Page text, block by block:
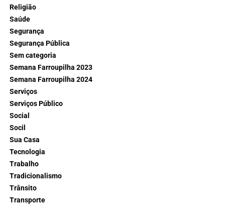
Religião
Saúde
Segurança
Segurança Pública
Sem categoria
Semana Farroupilha 2023
Semana Farroupilha 2024
Serviços
Serviços Público
Social
Socil
Sua Casa
Tecnologia
Trabalho
Tradicionalismo
Trânsito
Transporte